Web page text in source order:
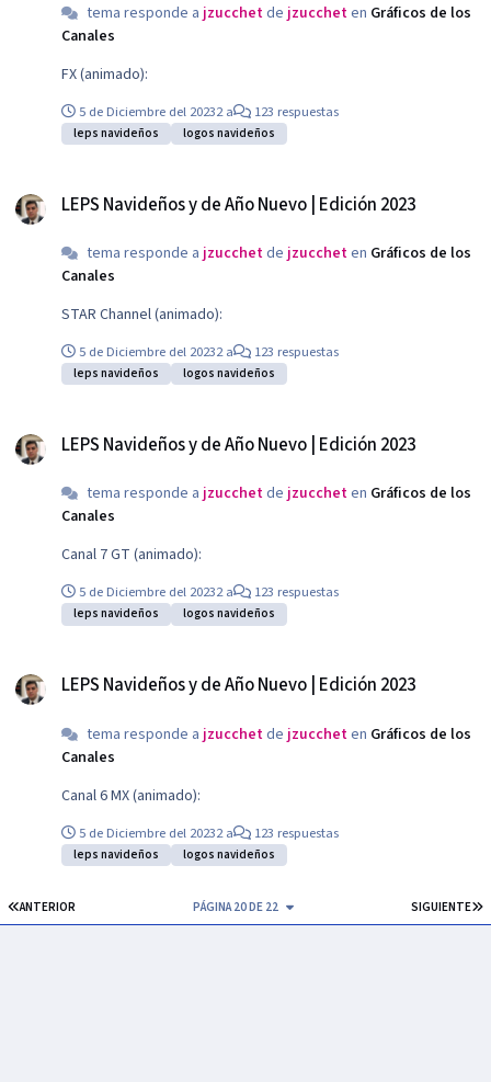
tema responde a jzucchetde jzuccheten Gráficos de los
Canales
FX (animado):
5 de Diciembre del 20232 a 123 respuestas
leps navideños logos navideños
LEPS Navideños y de Año Nuevo | Edición 2023
tema responde a jzucchetde jzuccheten Gráficos de los
Canales
STAR Channel (animado):
5 de Diciembre del 20232 a 123 respuestas
leps navideños logos navideños
LEPS Navideños y de Año Nuevo | Edición 2023
tema responde ajzucchetdejzuccheten Gráficos de los
Canales
Canal 7 GT (animado):
5 de Diciembre del 20232 a 123 respuestas
leps navideños logos navideños
LEPS Navideños y de Año Nuevo | Edición 2023
tema responde a jzucchetde jzuccheten Gráficos de los
Canales
Canal 6 MX (animado):
5 de Diciembre del 20232 a 123 respuestas
leps navideños logos navideños
PRIMERA PÁGINA
ANTERIOR SIGUIENTE
PÁGINA 20 DE 22